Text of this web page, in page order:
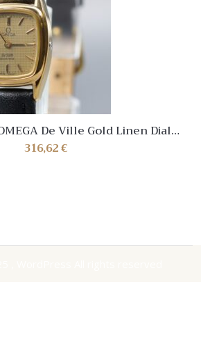
De Ville Gold Linen Dial
Ref.595.0015 Near Mint
316,62€